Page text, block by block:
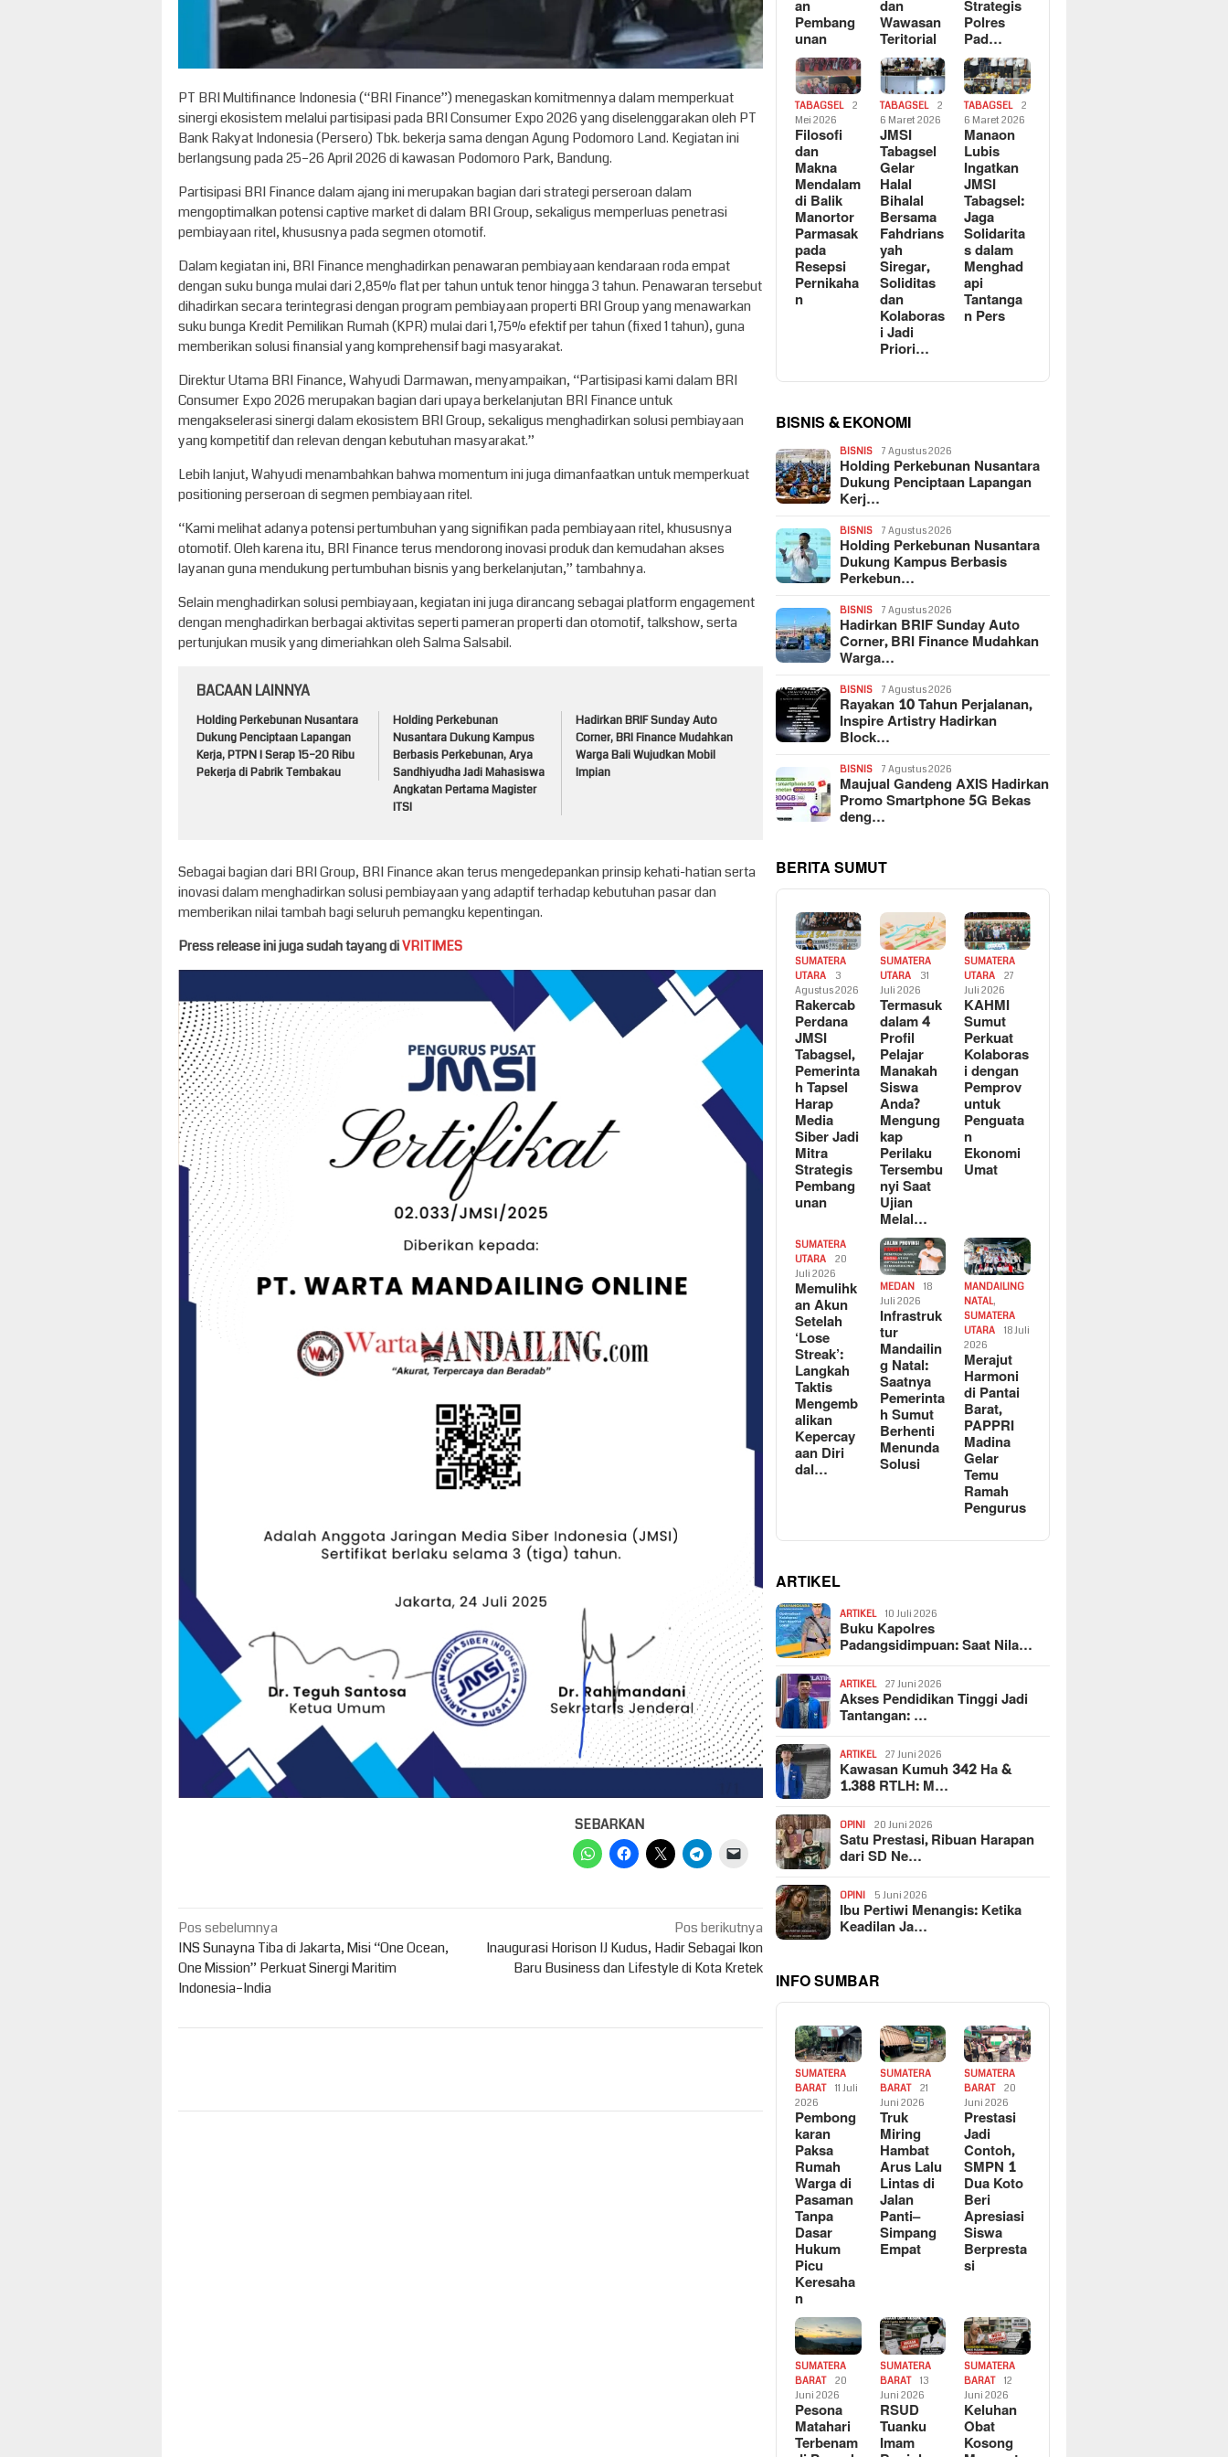
PT BRI Multifinance Indonesia (“BRI Finance”) menegaskan komitmennya dalam memperkuat
sinergi ekosistem melalui partisipasi pada BRI Consumer Expo 2026 yang diselenggarakan oleh PT
Bank Rakyat Indonesia (Persero) Tbk. bekerja sama dengan Agung Podomoro Land. Kegiatan ini
berlangsung pada 25–26 April 2026 di kawasan Podomoro Park, Bandung.
Partisipasi BRI Finance dalam ajang ini merupakan bagian dari strategi perseroan dalam
mengoptimalkan potensi captive market di dalam BRI Group, sekaligus memperluas penetrasi
pembiayaan ritel, khususnya pada segmen otomotif.
Dalam kegiatan ini, BRI Finance menghadirkan penawaran pembiayaan kendaraan roda empat
dengan suku bunga mulai dari 2,85% flat per tahun untuk tenor hingga 3 tahun. Penawaran tersebut
dihadirkan secara terintegrasi dengan program pembiayaan properti BRI Group yang menawarkan
suku bunga Kredit Pemilikan Rumah (KPR) mulai dari 1,75% efektif per tahun (fixed 1 tahun), guna
memberikan solusi finansial yang komprehensif bagi masyarakat.
Direktur Utama BRI Finance, Wahyudi Darmawan, menyampaikan, “Partisipasi kami dalam BRI
Consumer Expo 2026 merupakan bagian dari upaya berkelanjutan BRI Finance untuk
mengakselerasi sinergi dalam ekosistem BRI Group, sekaligus menghadirkan solusi pembiayaan
yang kompetitif dan relevan dengan kebutuhan masyarakat.”
Lebih lanjut, Wahyudi menambahkan bahwa momentum ini juga dimanfaatkan untuk memperkuat
positioning perseroan di segmen pembiayaan ritel.
“Kami melihat adanya potensi pertumbuhan yang signifikan pada pembiayaan ritel, khususnya
otomotif. Oleh karena itu, BRI Finance terus mendorong inovasi produk dan kemudahan akses
layanan guna mendukung pertumbuhan bisnis yang berkelanjutan,” tambahnya.
Selain menghadirkan solusi pembiayaan, kegiatan ini juga dirancang sebagai platform engagement
dengan menghadirkan berbagai aktivitas seperti pameran properti dan otomotif, talkshow, serta
pertunjukan musik yang dimeriahkan oleh Salma Salsabil.
BACAAN LAINNYA
Holding Perkebunan Nusantara
Dukung Penciptaan Lapangan
Kerja, PTPN I Serap 15–20 Ribu
Pekerja di Pabrik Tembakau
Holding Perkebunan
Nusantara Dukung Kampus
Berbasis Perkebunan, Arya
Sandhiyudha Jadi Mahasiswa
Angkatan Pertama Magister
ITSI
Hadirkan BRIF Sunday Auto
Corner, BRI Finance Mudahkan
Warga Bali Wujudkan Mobil
Impian
Sebagai bagian dari BRI Group, BRI Finance akan terus mengedepankan prinsip kehati-hatian serta
inovasi dalam menghadirkan solusi pembiayaan yang adaptif terhadap kebutuhan pasar dan
memberikan nilai tambah bagi seluruh pemangku kepentingan.
Press release ini juga sudah tayang diVRITIMES
SEBARKAN
Navigasi
pos
Pos sebelumnya
INS Sunayna Tiba di Jakarta, Misi “One Ocean,
One Mission” Perkuat Sinergi Maritim
Indonesia–India
Pos berikutnya
Inaugurasi Horison IJ Kudus, Hadir Sebagai Ikon
Baru Business dan Lifestyle di Kota Kretek
an
Pembang
unan
dan
Wawasan
Teritorial
Strategis
Polres
Pad…
TABAGSEL
2
Mei 2026
Filosofi
dan
Makna
Mendalam
di Balik
Manortor
Parmasak
pada
Resepsi
Pernikaha
n
TABAGSEL
2
6 Maret 2026
JMSI
Tabagsel
Gelar
Halal
Bihalal
Bersama
Fahdrians
yah
Siregar,
Soliditas
dan
Kolaboras
i Jadi
Priori…
TABAGSEL
2
6 Maret 2026
Manaon
Lubis
Ingatkan
JMSI
Tabagsel:
Jaga
Solidarita
s dalam
Menghad
api
Tantanga
n Pers
BISNIS & EKONOMI
BISNIS 7 Agustus 2026
Holding Perkebunan Nusantara
Dukung Penciptaan Lapangan
Kerj…
BISNIS 7 Agustus 2026
Holding Perkebunan Nusantara
Dukung Kampus Berbasis
Perkebun…
BISNIS 7 Agustus 2026
Hadirkan BRIF Sunday Auto
Corner, BRI Finance Mudahkan
Warga…
BISNIS 7 Agustus 2026
Rayakan 10 Tahun Perjalanan,
Inspire Artistry Hadirkan
Block…
BISNIS 7 Agustus 2026
Maujual Gandeng AXIS Hadirkan
Promo Smartphone 5G Bekas
deng…
BERITA SUMUT
SUMATERA
UTARA
3
Agustus 2026
Rakercab
Perdana
JMSI
Tabagsel,
Pemerinta
h Tapsel
Harap
Media
Siber Jadi
Mitra
Strategis
Pembang
unan
SUMATERA
UTARA
31
Juli 2026
Termasuk
dalam 4
Profil
Pelajar
Manakah
Siswa
Anda?
Mengung
kap
Perilaku
Tersembu
nyi Saat
Ujian
Melal…
SUMATERA
UTARA
27
Juli 2026
KAHMI
Sumut
Perkuat
Kolaboras
i dengan
Pemprov
untuk
Penguata
n
Ekonomi
Umat
SUMATERA
UTARA
20
Juli 2026
Memulihk
an Akun
Setelah
‘Lose
Streak’:
Langkah
Taktis
Mengemb
alikan
Kepercay
aan Diri
dal…
MEDAN
18
Juli 2026
Infrastruk
tur
Mandailin
g Natal:
Saatnya
Pemerinta
h Sumut
Berhenti
Menunda
Solusi
MANDAILING
NATAL,
SUMATERA
UTARA
18 Juli
2026
Merajut
Harmoni
di Pantai
Barat,
PAPPRI
Madina
Gelar
Temu
Ramah
Pengurus
ARTIKEL
ARTIKEL 10 Juli 2026
Buku Kapolres
Padangsidimpuan: Saat Nila…
ARTIKEL 27 Juni 2026
Akses Pendidikan Tinggi Jadi
Tantangan: …
ARTIKEL 27 Juni 2026
Kawasan Kumuh 342 Ha &
1.388 RTLH: M…
OPINI 20 Juni 2026
Satu Prestasi, Ribuan Harapan
dari SD Ne…
OPINI 5 Juni 2026
Ibu Pertiwi Menangis: Ketika
Keadilan Ja…
INFO SUMBAR
SUMATERA
BARAT
11 Juli
2026
Pembong
karan
Paksa
Rumah
Warga di
Pasaman
Tanpa
Dasar
Hukum
Picu
Keresaha
n
SUMATERA
BARAT
21
Juni 2026
Truk
Miring
Hambat
Arus Lalu
Lintas di
Jalan
Panti–
Simpang
Empat
SUMATERA
BARAT
20
Juni 2026
Prestasi
Jadi
Contoh,
SMPN 1
Dua Koto
Beri
Apresiasi
Siswa
Berpresta
si
SUMATERA
BARAT
20
Juni 2026
Pesona
Matahari
Terbenam
SUMATERA
BARAT
13
Juni 2026
RSUD
Tuanku
Imam
SUMATERA
BARAT
12
Juni 2026
Keluhan
Obat
Kosong